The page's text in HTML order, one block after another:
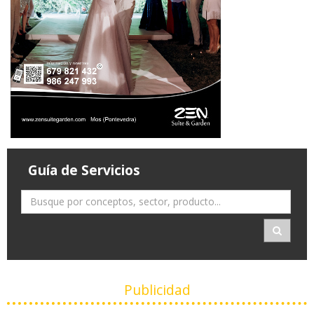
Guía de Servicios
Publicidad